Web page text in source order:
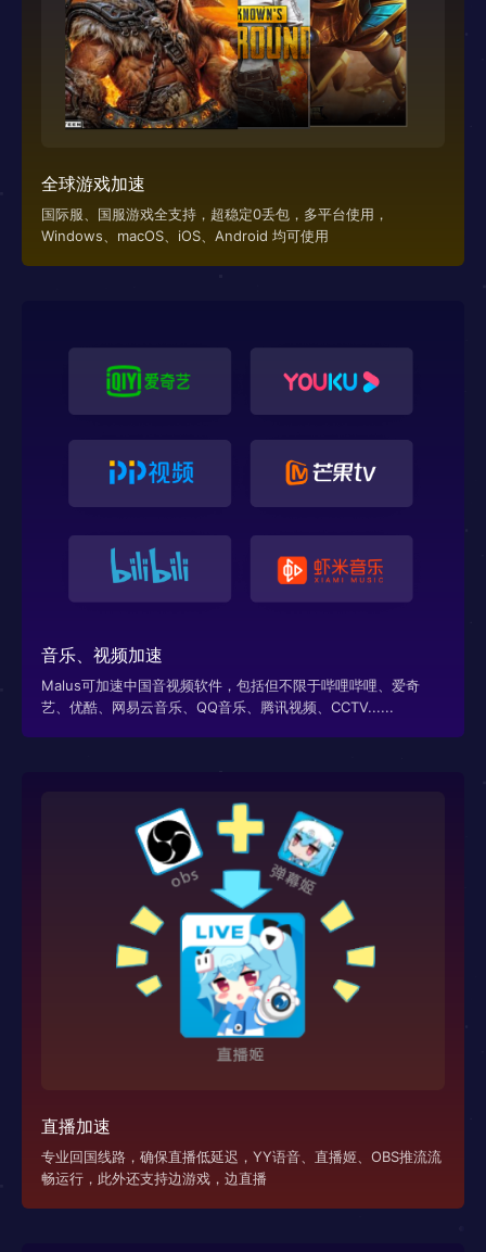
全球游戏加速
国际服、国服游戏全支持，超稳定0丢包，多平台使用，
Windows、macOS、iOS、Android 均可使用
音乐、视频加速
Malus可加速中国音视频软件，包括但不限于哔哩哔哩、爱奇
艺、优酷、网易云音乐、QQ音乐、腾讯视频、CCTV......
直播加速
专业回国线路，确保直播低延迟，YY语音、直播姬、OBS推流流
畅运行，此外还支持边游戏，边直播